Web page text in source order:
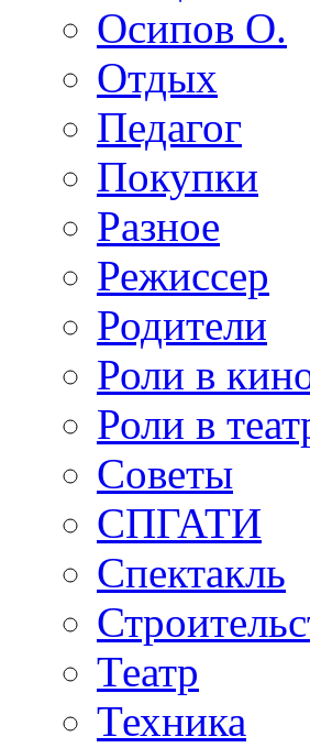
Осипов О.
Отдых
Педагог
Покупки
Разное
Режиссер
Родители
Роли в
Роли в
Советы
СПГАТИ
Спектакль
Театр
Техника